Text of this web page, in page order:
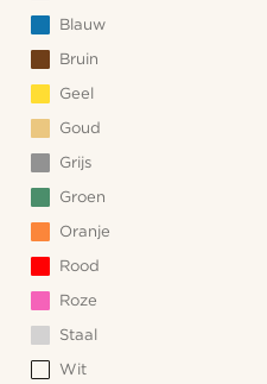
Blauw
Bruin
Geel
Goud
Grijs
Groen
Oranje
Rood
Roze
Staal
Wit